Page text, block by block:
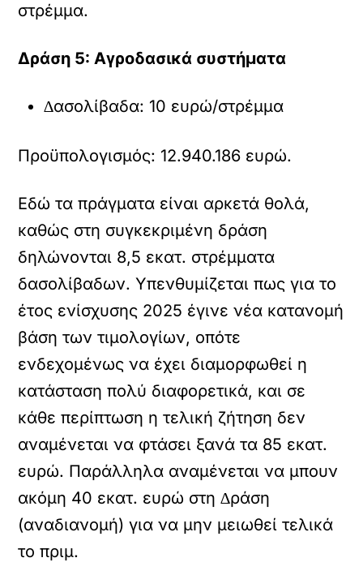
στρέµµα.
∆ράση 5: Αγροδασικά συστήµατα
∆ασολίβαδα: 10 ευρώ/στρέµµα
Προϋπολογισµός: 12.940.186 ευρώ.
Εδώ τα πράγµατα είναι αρκετά θολά,
καθώς στη συγκεκριµένη δράση
δηλώνονται 8,5 εκατ. στρέµµατα
δασολίβαδων. Υπενθυµίζεται πως για το
έτος ενίσχυσης 2025 έγινε νέα κατανοµή
βάση των τιµολογίων, οπότε
ενδεχοµένως να έχει διαµορφωθεί η
κατάσταση πολύ διαφορετικά, και σε
κάθε περίπτωση η τελική ζήτηση δεν
αναµένεται να φτάσει ξανά τα 85 εκατ.
ευρώ. Παράλληλα αναµένεται να µπουν
ακόµη 40 εκατ. ευρώ στη ∆ράση
(αναδιανοµή) για να µην µειωθεί τελικά
το πριµ.